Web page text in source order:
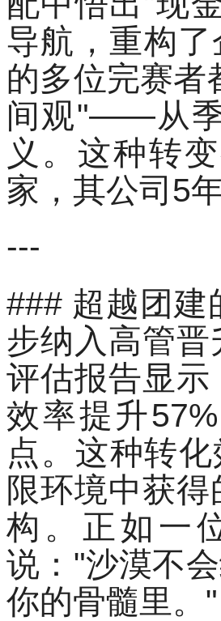
导航，重构
的多位完赛者
间观"——从季
义。这种转
家，其公司5
---
### 超越团建
步纳入高管
评估报告显
效率提升
点。这种转
限环境中获
构。正如一
说："沙漠不
你的骨髓里。"